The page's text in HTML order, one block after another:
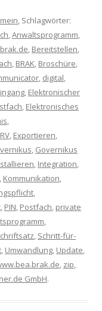
, Schlagwörter:
,Anwaltsprogramm,
, Bereitstellen,
, BRAK, Broschüre,
, digital,
, Elektronischer
, Elektronisches
,
, Exportieren,
, Governikus
, Integration,
, Kommunikation,
,
, PIN, Postfach, private
,
, Schritt-für-
, Umwandlung, Update,
, zip,
GmbH.